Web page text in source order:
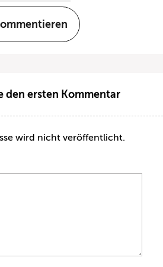
den ersten Kommentar
wird nicht veröffentlicht.